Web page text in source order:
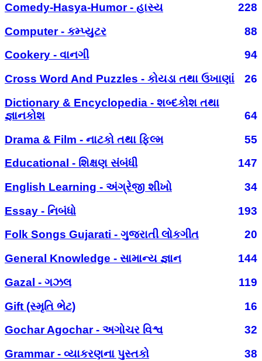
Comedy-Hasya-Humor - હાસ્ય
228
Computer - કમ્પ્યુટર
88
Cookery - વાનગી
94
Cross Word And Puzzles - કોયડા તથા ઉખાણાં
26
Dictionary & Encyclopedia - શબ્દકોશ તથા
જ્ઞાનકોશ
64
Drama & Film - નાટકો તથા ફિલ્મ
55
Educational - શિક્ષણ સંબંધી
147
English Learning - અંગ્રેજી શીખો
34
Essay - નિબંધો
193
Folk Songs Gujarati - ગુજરાતી લોકગીત
20
General Knowledge - સામાન્ય જ્ઞાન
144
Gazal - ગઝલ
119
Gift (સ્મૃતિ ભેટ)
16
Gochar Agochar - અગોચર વિશ્વ
32
Grammar - વ્યાકરણના પુસ્તકો
38